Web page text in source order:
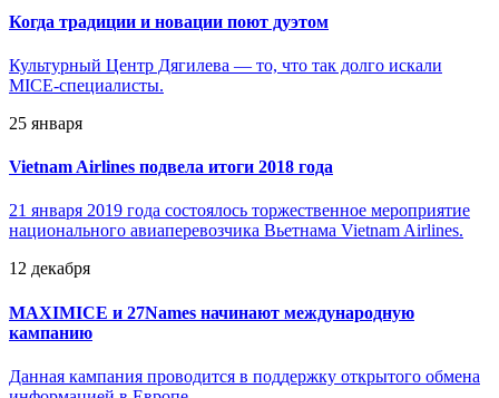
Когда традиции и новации поют дуэтом
Культурный Центр Дягилева — то, что так долго искали
MICE-специалисты.
25 января
Vietnam Airlines подвела итоги 2018 года
21 января 2019 года состоялось торжественное мероприятие
национального авиаперевозчика Вьетнама Vietnam Airlines.
12 декабря
MAXIMICE и 27Names начинают международную
кампанию
Данная кампания проводится в поддержку открытого обмена